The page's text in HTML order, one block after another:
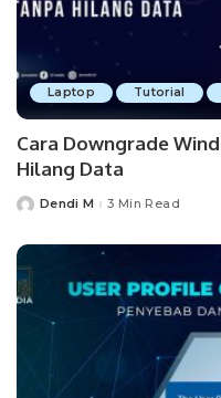
Laptop Tutorial
Cara Downgrade
Hilang Data
PostedDendi M 3 Min Read